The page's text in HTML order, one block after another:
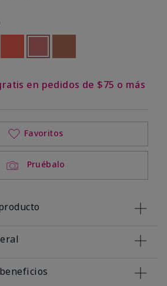
of stock
Out of stockseleccionado
Out of stock
en pedidos de $75 o más
Pruébalo
Favoritos